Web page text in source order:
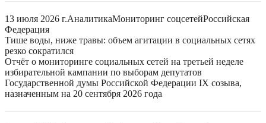
13 июля 2026 г.АналитикаМониторинг соцсетейРоссийская
Федерация
Тише воды, ниже травы: объем агитации в социальных сетях
резко сократился
Отчёт о мониторинге социальных сетей на третьей неделе
избирательной кампании по выборам депутатов
Государственной думы Российской Федерации IX созыва,
назначенным на 20 сентября 2026 года